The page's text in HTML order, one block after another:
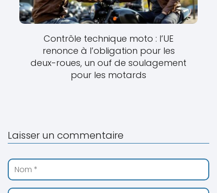
Contrôle technique moto : l’UE
renonce à l’obligation pour les
deux-roues, un ouf de soulagement
pour les motards
Laisser un commentaire